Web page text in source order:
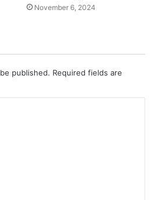
November 6, 2024
published. Required fields are